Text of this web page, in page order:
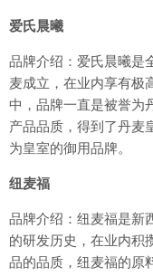
爱氏晨曦
品牌介绍：爱氏晨曦是
麦成立，在业内享有极
中，品牌一直是被誉为
产品品质，得到了丹麦
为皇室的御用品牌。
纽麦福
品牌介绍：纽麦福是新
的研发历史，在业内积
品的品质，纽麦福的原